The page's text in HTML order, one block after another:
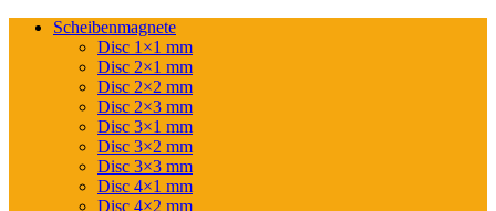
Scheibenmagnete
Disc 1×1 mm
Disc 2×1 mm
Disc 2×2 mm
Disc 2×3 mm
Disc 3×1 mm
Disc 3×2 mm
Disc 3×3 mm
Disc 4×1 mm
Disc 4×2 mm